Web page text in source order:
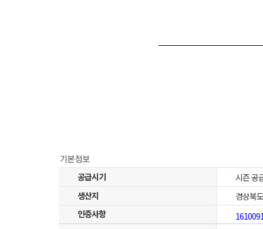
공급시기
시즌 공
생산지
경상북
인증사항